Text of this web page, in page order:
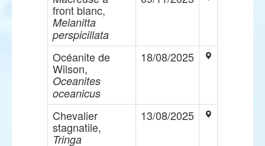
front blanc,
Melanitta
perspicillata
Océanite de
Wilson,
Oceanites
oceanicus
18/08/2025
Chevalier
stagnatile,
Tringa
13/08/2025